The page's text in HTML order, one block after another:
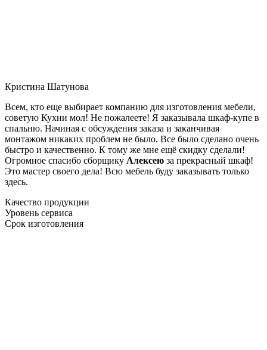
Кристина Шатунова
Всем, кто еще выбирает компанию для изготовления мебели,
советую Кухни мол! Не пожалеете! Я заказывала шкаф-купе в
спальню. Начиная с обсуждения заказа и заканчивая
монтажом никаких проблем не было. Все было сделано очень
быстро и качественно. К тому же мне ещё скидку сделали!
Огромное спасибо сборщику Алексею за прекрасный шкаф!
Это мастер своего дела! Всю мебель буду заказывать только
здесь.
Качество продукции
Уровень сервиса
Срок изготовления